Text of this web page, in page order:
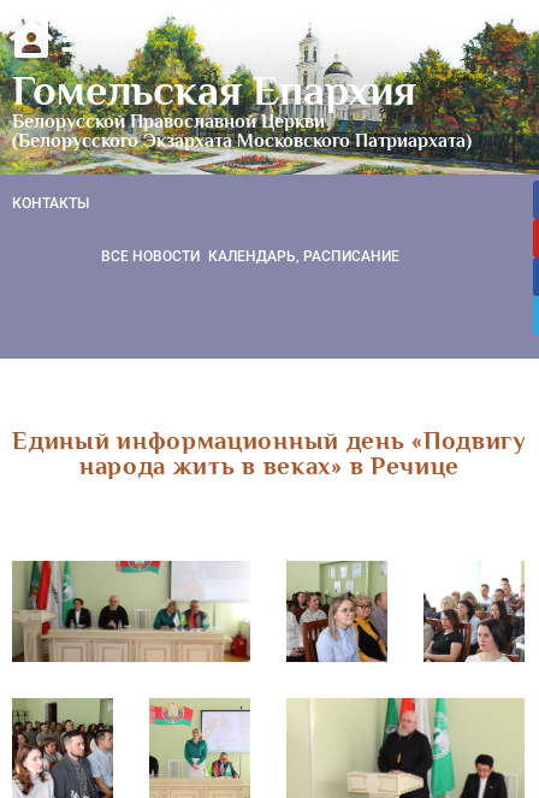
Гомельская Епархия
Белорусской Православной Церкви
(Белорусского Экзархата Московского Патриархата)
КОНТАКТЫ
ВСЕ НОВОСТИ КАЛЕНДАРЬ, РАСПИСАНИЕ
Единый информационный день «Подвигу
народа жить в веках» в Речице